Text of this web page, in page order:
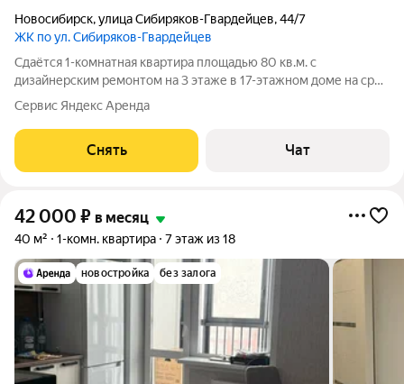
Новосибирск,улица Сибиряков-Гвардейцев,44/7
ЖК по ул. Сибиряков-Гвардейцев
Сдаётся 1-комнатная квартира площадью 80 кв.м. с
дизайнерским ремонтом на 3 этаже в 17-этажном доме на срок
от 11 месяцев. Из техники есть: Телевизор Духовой шкаф
Стиральная машина Холодильник Посудомоечная машина
Микроволновка Дом - кирпичный,
Сервис Яндекс Аренда
Снять Чат
42 000 ₽ в месяц
40 м² 1-комн. квартира 7 этаж из 18
новостройка без залога